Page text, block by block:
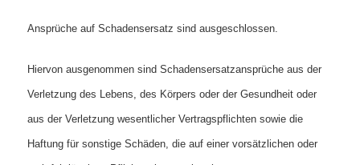
Ansprüche auf Schadensersatz sind ausgeschlossen.
Hiervon ausgenommen sind Schadensersatzansprüche aus der
Verletzung des Lebens, des Körpers oder der Gesundheit oder
aus der Verletzung wesentlicher Vertragspflichten sowie die
Haftung für sonstige Schäden, die auf einer vorsätzlichen oder